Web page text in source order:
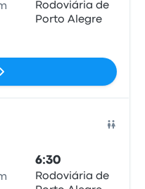
Rodoviária de
Porto Alegre
6:30
Rodoviária de